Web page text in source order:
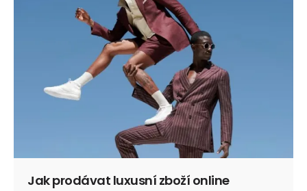
Jak prodávat luxusní zboží online